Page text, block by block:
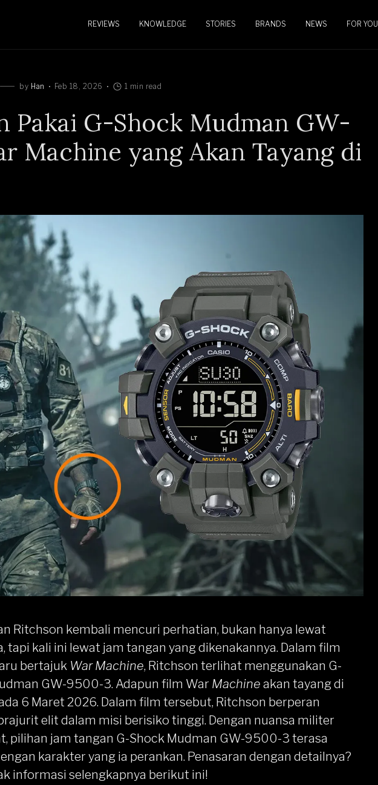
REVIEWS KNOWLEDGE STORIES BRANDS NEWS FOR YOU
by Han Feb 18, 2026 1 min read
Pakai G-Shock Mudman GW-
Machine yang Akan Tayang di
Ritchson kembali mencuri perhatian, bukan hanya lewat
tapi kali ini lewat jam tangan yang dikenakannya. Dalam film
bertajuk War Machine, Ritchson terlihat menggunakan G-
GW-9500-3. Adapun film War Machine akan tayang di
6 Maret 2026. Dalam film tersebut, Ritchson berperan
elit dalam misi berisiko tinggi. Dengan nuansa militer
pilihan jam tangan G-Shock Mudman GW-9500-3 terasa
karakter yang ia perankan. Penasaran dengan detailnya?
informasi selengkapnya berikut ini!